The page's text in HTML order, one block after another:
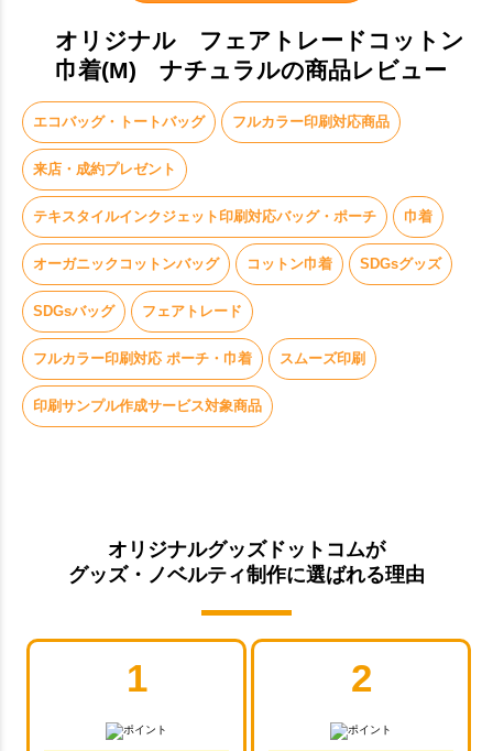
オリジナル フェアトレードコットン
巾着(M) ナチュラルの商品レビュー
エコバッグ・トートバッグ フルカラー印刷対応商品
来店・成約プレゼント
テキスタイルインクジェット印刷対応バッグ・ポーチ 巾着
オーガニックコットンバッグ コットン巾着 SDGsグッズ
SDGsバッグ フェアトレード
フルカラー印刷対応 ポーチ・巾着 スムーズ印刷
印刷サンプル作成サービス対象商品
オリジナルグッズドットコムが
グッズ・ノベルティ制作に選ばれる理由
1 2